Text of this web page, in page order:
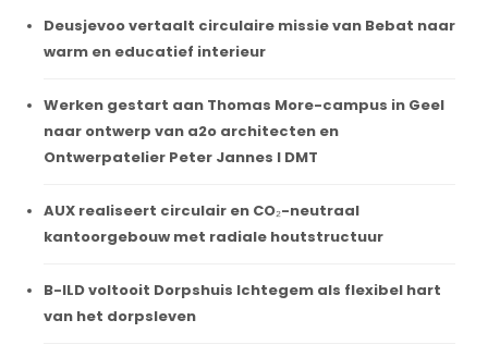
Deusjevoo vertaalt circulaire missie van Bebat naar
warm en educatief interieur
Werken gestart aan Thomas More-campus in Geel
naar ontwerp van a2o architecten en
Ontwerpatelier Peter Jannes I DMT
AUX realiseert circulair en CO₂-neutraal
kantoorgebouw met radiale houtstructuur
B-ILD voltooit Dorpshuis Ichtegem als flexibel hart
van het dorpsleven